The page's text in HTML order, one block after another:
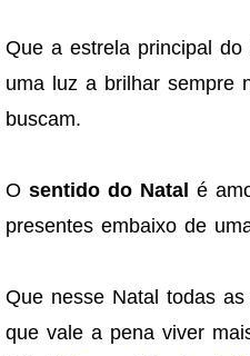
Que a estrela principal
uma luz a brilhar sempre
buscam.
O sentido do Natal é
presentes embaixo de
Que nesse Natal todas
que vale a pena viver